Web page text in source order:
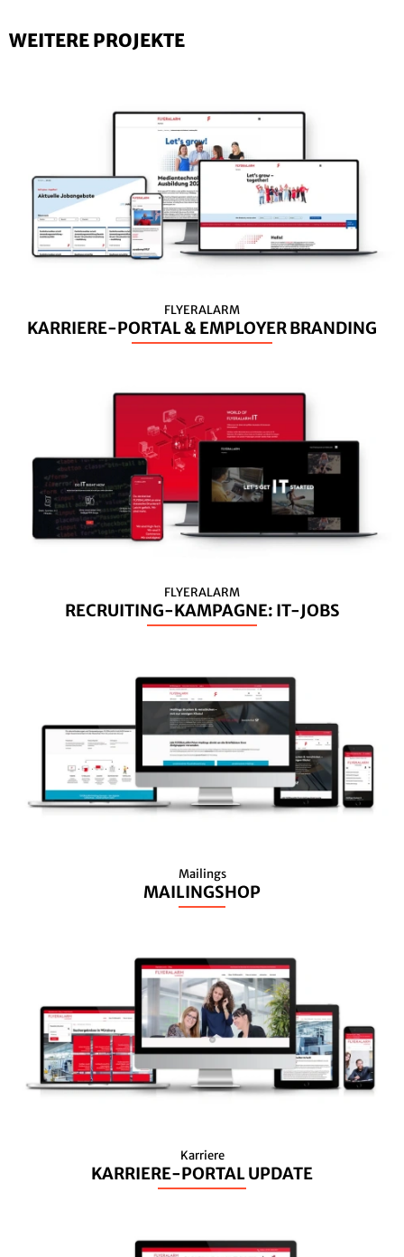
WEITERE PROJEKTE
FLYERALARM
KARRIERE-PORTAL & EMPLOYER BRANDING
FLYERALARM
RECRUITING-KAMPAGNE: IT-JOBS
Mailings
MAILINGSHOP
Karriere
KARRIERE-PORTAL UPDATE